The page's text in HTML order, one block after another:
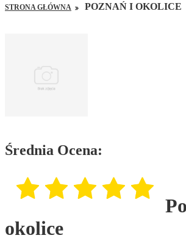
STRONA GŁÓWNA POZNAŃ I OKOLICE
Średnia Ocena:
okolice